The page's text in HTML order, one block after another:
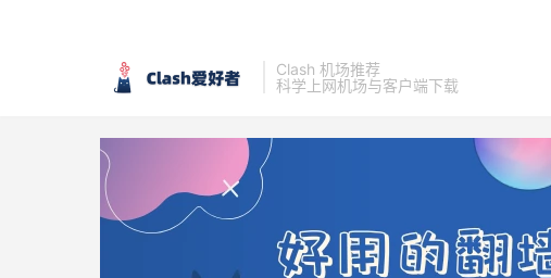
Clash 机场推荐
科学上网机场与客户端下载